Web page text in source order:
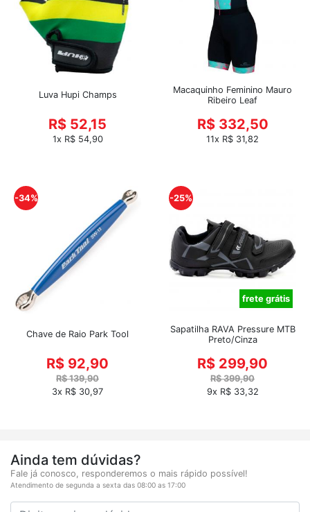
Luva Hupi Champs
R$ 52,15
1x R$ 54,90
Macaquinho Feminino Mauro
Ribeiro Leaf
R$ 332,50
11x R$ 31,82
-34%
Chave de Raio Park Tool
R$ 92,90
R$ 139,90
3x R$ 30,97
-25%
frete grátis
Sapatilha RAVA Pressure MTB
Preto/Cinza
R$ 299,90
R$ 399,90
9x R$ 33,32
Ainda tem dúvidas?
Fale já conosco, responderemos o mais rápido possível!
Atendimento de segunda a sexta das 08:00 as 17:00